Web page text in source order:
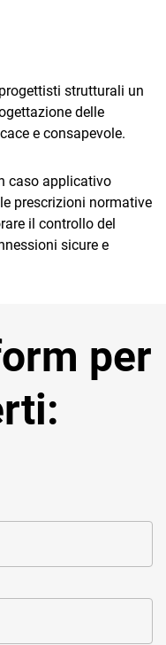
strutturali un
delle
e consapevole.
caso applicativo
prescrizioni normative
il controllo del
sicure e
per